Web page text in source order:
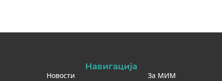
Навигација
Новости
За МИМ